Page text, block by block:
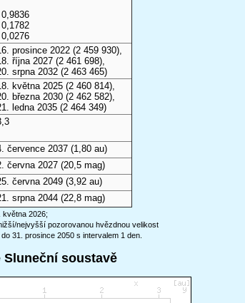
0,9836
0,1782
0,0276
prosince 2022 (2 459 930),
října 2027 (2 461 698),
srpna 2032 (2 463 465)
května 2025 (2 460 814),
března 2030 (2 462 582),
ledna 2035 (2 464 349)
července 2037 (1,80 au)
června 2027 (20,5 mag)
června 2049 (3,92 au)
srpna 2044 (22,8 mag)
května 2026;
nejvyšší pozorovanou hvězdnou velikost
31. prosince 2050 s intervalem 1 den.
Sluneční soustavě